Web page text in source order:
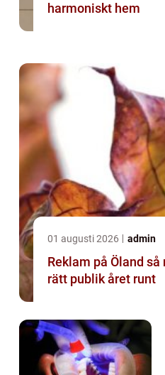
harmoniskt hem
01 augusti 2026 admin
Reklam på Öland så når lokala företag
rätt publik året runt